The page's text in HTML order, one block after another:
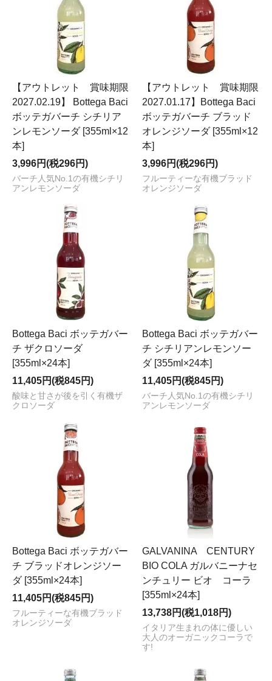
【アウトレット 賞味期限
2027.02.19】 Bottega Baci
ボッテガバーチ シチリア
ンレモンソーダ [355ml×12
本]
3,996円(税296円)
バーチ人気No.1の有機シチリ
アンレモンソーダ
【アウトレット 賞味期限
2027.01.17】Bottega Baci
ボッテガバーチ ブラッド
オレンジソーダ [355ml×12
本]
3,996円(税296円)
フルーティーな有機ブラッド
オレンジソーダ
Bottega Baci ボッテガバー
チ ザクロソーダ
[355ml×24本]
11,405円(税845円)
酸味と甘さが後を引く有機ザ
クロソーダ
Bottega Baci ボッテガバー
チ シチリアンレモンソー
ダ [355ml×24本]
11,405円(税845円)
バーチ人気No.1の有機シチリ
アンレモンソーダ
Bottega Baci ボッテガバー
チ ブラッドオレンジソー
ダ [355ml×24本]
11,405円(税845円)
フルーティーな有機ブラッド
オレンジソーダ
GALVANINA CENTURY
BIO COLA ガルバニーナセ
ンチュリー ビオ コーラ
[355ml×24本]
13,738円(税1,018円)
イタリア生まれの体に優しい
大人のオーガニックコーラで
す!